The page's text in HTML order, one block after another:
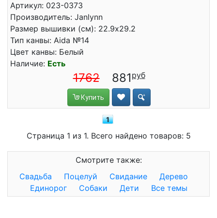
Артикул: 023-0373
Производитель: Janlynn
Размер вышивки (см): 22.9x29.2
Тип канвы: Aida №14
Цвет канвы: Белый
Наличие: Есть
1762 881
Купить
1
Страница 1 из 1. Всего найдено товаров: 5
Смотрите также:
Свадьба
Поцелуй Свидание
Дерево
Единорог
Собаки Дети Все темы